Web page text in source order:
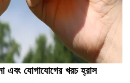
এবং যোগাযোগের খরচ হ্রাস